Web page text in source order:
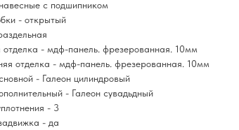
с подшипником
- открытый
отделка - мдф-панель. фрезерованная. 10мм
отделка - мдф-панель. фрезерованная. 10мм
- Галеон цилиндровый
- Галеон сувадьдный
- 3
- да